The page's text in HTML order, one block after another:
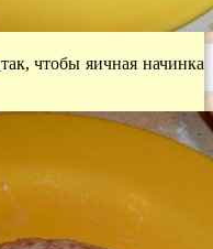
так, чтобы яичная начинка